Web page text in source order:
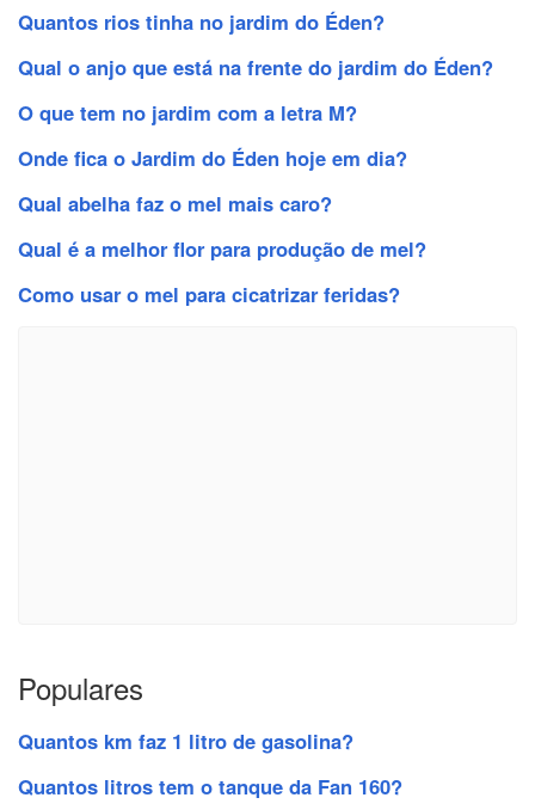
Quantos rios tinha no jardim do Éden?
Qual o anjo que está na frente do jardim do Éden?
O que tem no jardim com a letra M?
Onde fica o Jardim do Éden hoje em dia?
Qual abelha faz o mel mais caro?
Qual é a melhor flor para produção de mel?
Como usar o mel para cicatrizar feridas?
Populares
Quantos km faz 1 litro de gasolina?
Quantos litros tem o tanque da Fan 160?